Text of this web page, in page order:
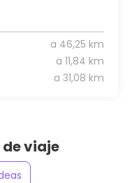
a 46,25 km
a 11,84 km
a 31,08 km
viaje